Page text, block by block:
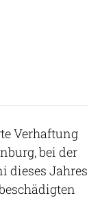
Verhaftung
bei der
dieses Jahres